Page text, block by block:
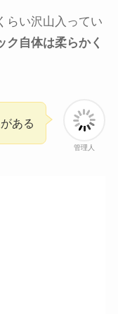
らい沢山入ってい
ク自体は柔らかく
管理人
ある